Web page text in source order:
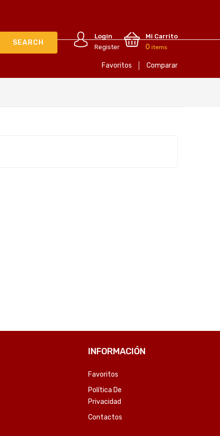
Login
Register
Mi Carrito
0 items
Favoritos Comparar
INFORMACIÓN
Favoritos
Política De
Privacidad
Contactos